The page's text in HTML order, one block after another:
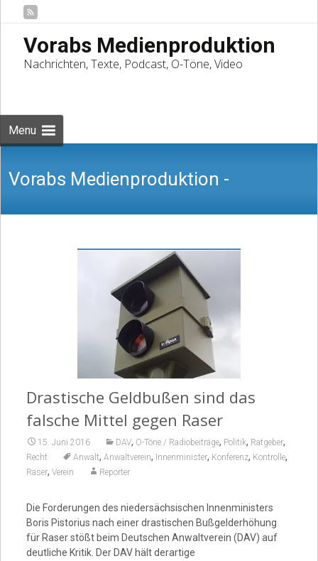
Vorabs Medienproduktion
Nachrichten, Texte, Podcast, O-Töne, Video
Menu
Vorabs Medienproduktion -
Nachrichten, Texte, Podcast, O-Töne,
Drastische Geldbußen sind das
falsche Mittel gegen Raser
15. Juni 2016 DAV, O-Töne / Radiobeiträge, Politik, Ratgeber,
Recht Anwalt, Anwaltverein, Innenminister, Konferenz, Kontrolle,
Raser, Verein Reporter
Die Forderungen des niedersächsischen Innenministers
Boris Pistorius nach einer drastischen Bußgelderhöhung
für Raser stößt beim Deutschen Anwaltverein (DAV) auf
deutliche Kritik. Der DAV hält derartige